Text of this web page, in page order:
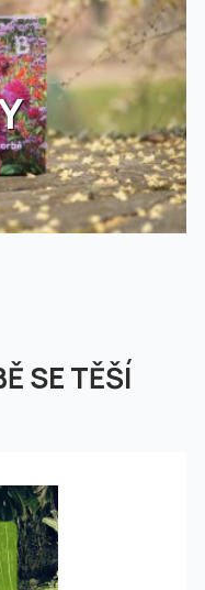
SE TĚŠÍ